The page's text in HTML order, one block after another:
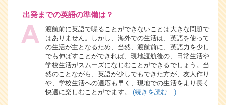
出発までの英語の準備は？
渡航前に英語で喋ることができないことは大きな問題で
はありません。しかし、海外での生活は、英語を使って
の生活が主となるため、当然、渡航前に、英語力を少し
でも伸ばすことができれば、現地渡航後の、日常生活や
学校生活がスムーズになじむことができるでしょう。当
然のことながら、英語が少しでもできた方が、友人作り
や、学校生活への適応も早く、現地での生活をより長く
快適に楽しむことがでます。 (続きを読む…)